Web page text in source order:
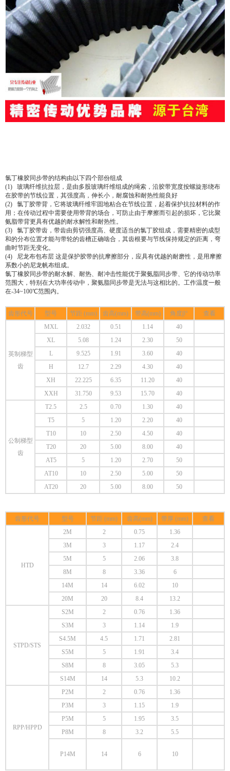
氯丁橡胶同步带的结构由以下四个部份组成
(1) 玻璃纤维抗拉层，是由多股玻璃纤维组成的绳索，沿胶带宽度按螺旋形绕布
在胶带的节线位置，其强度高，伸长小，耐腐蚀和耐热性能良好
(2) 氯丁胶带背，它将玻璃纤维牢固地粘合在节线位置，起着保护抗拉材料的作
用；在传动过程中需要使用带背的场合，可防止由于摩擦而引起的损坏，它比聚
氨脂带背更具有优越的耐水解性和耐热性。
(3) 氯丁胶带齿，带齿由剪切强度高、硬度适当的氯丁胶组成，需要精密的成型
和的分布位置才能与带轮的齿槽正确啮合，其齿根要与节线保持规定的距离，弯
曲时节距无变化。
(4) 尼龙布包布层 这是保护胶带的抗摩擦部分，应具有优越的耐磨性，是用摩擦
系数小的尼龙帆布组成。
氯丁橡胶同步带的耐水解、耐热、耐冲击性能优于聚氨脂同步带、它的传动功率
范围大，特别在大功率传动中，聚氨脂同步带是无法与这相比的。工作温度一般
在-34~100℃范围内。
齿形代号 型号 节距 (mm) 齿高(mm) 带高(mm) 角度β° 查看
英制梯型
齿
MXL 2.032 0.51 1.14
40
XL
5.08 1.24 2.30
50
L
9.525 1.91 3.60
40
H
12.7 2.29 4.30
40
XH
22.225 6.35 11.20
40
XXH
31.750 9.53 15.70 40
公制梯型
齿
T2.5 2.5 0.70 1.30
40
T5
5 1.20 2.20
40
T10
10 2.50 4.50
40
T20
20 5.00 8.00
40
AT5
5 1.20 2.70
50
AT10
10 2.50 5.00
50
AT20
20 5.00 8.00 50
齿形代号 型号 节距 (mm) 齿高(mm) 带厚 (mm) 查看
HTD
2M 2 0.75
1.36
3M
3 1.17
2.4
5M
5 2.06
3.8
8M
8 3.36
6
14M
14 6.02
10
20M
20 8.4 13.2
STPD/STS
S2M 2 0.76
1.36
S3M
3 1.14
1.9
S4.5M
4.5 1.71
2.81
S5M
5 1.91
3.4
S8M
8 3.05
5.3
S14M
14 5.3 10.2
RPP/HPPD
P2M 2 0.76
1.36
P3M
3 1.15
1.9
P5M
5 1.95
3.5
P8M
8 3.2 5.5
P14M 14 6 10